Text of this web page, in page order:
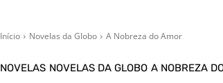
Início Novelas da Globo A Nobreza do Amor
NOVELAS NOVELAS DA GLOBO A NOBREZA